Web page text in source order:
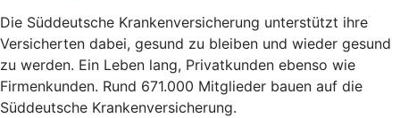
Die Süddeutsche Krankenversicherung unterstützt ihre
Versicherten dabei, gesund zu bleiben und wieder gesund
zu werden. Ein Leben lang, Privatkunden ebenso wie
Firmenkunden. Rund 671.000 Mitglieder bauen auf die
Süddeutsche Krankenversicherung.